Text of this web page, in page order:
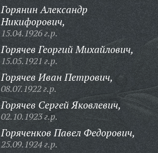
Горянин Александр
Никифорович,
15.04.1926 г.р.
Горячев Георгий Михайлович,
15.05.1921 г.р.
Горячев Иван Петрович,
08.07.1922 г.р.
Горячев Сергей Яковлевич,
02.10.1923 г.р.
Горяченков Павел Федорович,
25.09.1924 г.р.